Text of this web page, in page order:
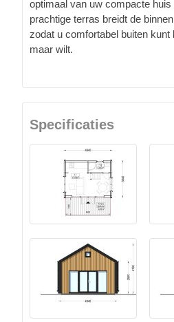
optimaal van uw compacte
prachtige terras breidt de
zodat u comfortabel buiten kunt
maar wilt.
Specificaties